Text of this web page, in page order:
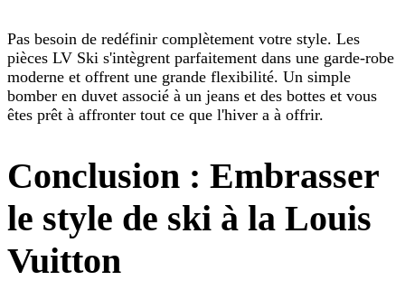
Pas besoin de redéfinir complètement votre style. Les
pièces LV Ski s'intègrent parfaitement dans une garde-robe
moderne et offrent une grande flexibilité. Un simple
bomber en duvet associé à un jeans et des bottes et vous
êtes prêt à affronter tout ce que l'hiver a à offrir.
Conclusion : Embrasser
le style de ski à la Louis
Vuitton